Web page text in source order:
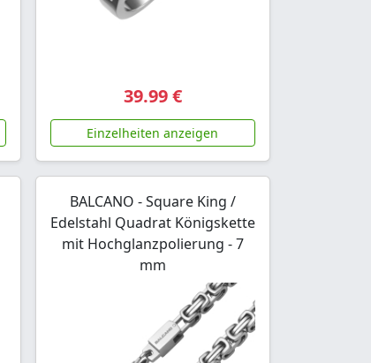
39.99 €
Einzelheiten anzeigen
BALCANO - Square King /
Edelstahl Quadrat Königskette
mit Hochglanzpolierung - 7
mm